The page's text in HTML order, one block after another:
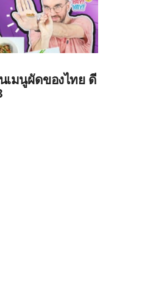
เมนูผัดของไทย ดี